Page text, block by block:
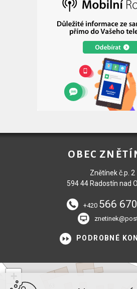
OBEC
Znětínek č.p. 2
594 44 Radostín nad
+420 566
PODROBNÉ
+